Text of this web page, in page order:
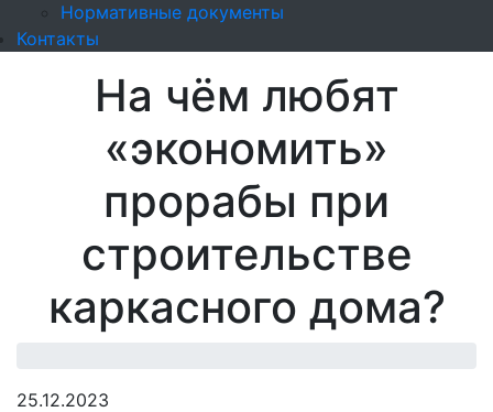
Нормативные документы
Контакты
На чём любят
«экономить»
прорабы при
строительстве
каркасного дома?
25.12.2023